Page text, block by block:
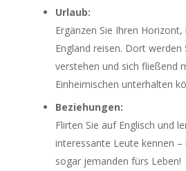
Urlaub:
Ergänzen Sie Ihren Horizont,
England reisen. Dort werden
verstehen und sich fließend
Einheimischen unterhalten
Beziehungen:
Flirten Sie auf Englisch und
interessante Leute kennen –
sogar jemanden fürs Leben!